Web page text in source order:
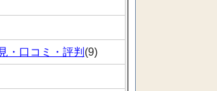
・口コミ・評判 (9)